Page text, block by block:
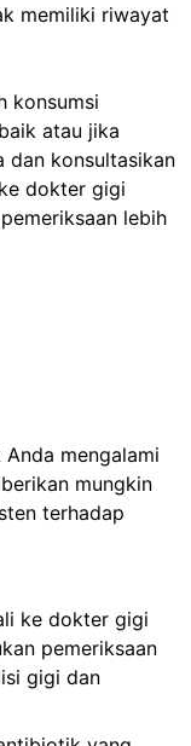
memiliki riwayat
konsumsi
atau jika
dan konsultasikan
dokter gigi
lebih
mengalami
mungkin
terhadap
ke dokter gigi
pemeriksaan
gigi dan